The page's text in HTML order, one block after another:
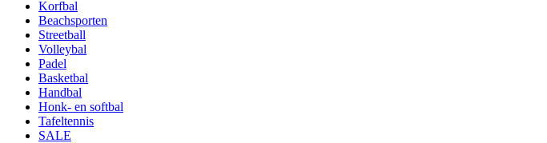
Korfbal
Beachsporten
Streetball
Volleybal
Padel
Basketbal
Handbal
Honk- en softbal
Tafeltennis
SALE